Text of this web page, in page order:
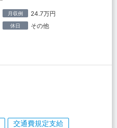
月収例 24.7万円
休日 その他
交通費規定支給